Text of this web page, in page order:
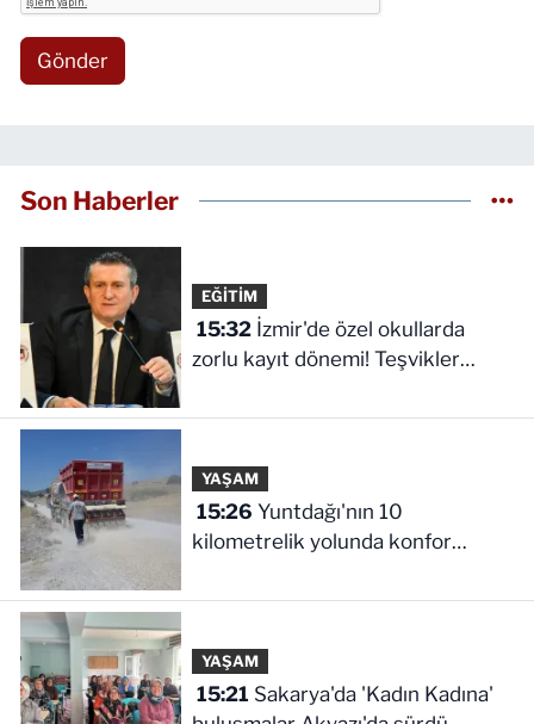
Gönder
Son Haberler
EĞİTİM
15:32İzmir'de özel okullarda
zorlu kayıt dönemi! Teşvikler
YAŞAM
15:26
kilometrelik yolunda konfor
YAŞAM
15:21